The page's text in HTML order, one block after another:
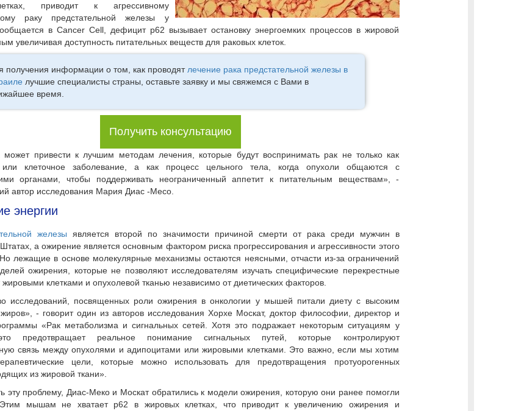
приводит к агрессивному
раку предстательной железы у
в Cancer Cell, дефицит p62 вызывает остановку энергоемких процессов в жировой
увеличивая доступность питательных веществ для раковых клеток.
получения информации о том, как проводятлечение рака предстательной железы в
лучшие специалисты страны, оставьте заявку и мы свяжемся с Вами в
время.
Получить консультацию
может привести к лучшим методам лечения, которые будут воспринимать рак не только как
или клеточное заболевание, а как процесс цельного тела, когда опухоли общаются с
органами, чтобы поддерживать неограниченный аппетит к питательным веществам», -
автор исследования Мария Диас -Meco.
энергии
железы является второй по значимости причиной смерти от рака среди мужчин в
а ожирение является основным фактором риска прогрессирования и агрессивности этого
лежащие в основе молекулярные механизмы остаются неясными, отчасти из-за ограничений
ожирения, которые не позволяют исследователям изучать специфические перекрестные
клетками и опухолевой тканью независимо от диетических факторов.
исследований, посвященных роли ожирения в онкологии у мышей питали диету с высоким
- говорит один из авторов исследования Хорхе Москат, доктор философии, директор и
«Рак метаболизма и сигнальных сетей. Хотя это подражает некоторым ситуациям у
предотвращает реальное понимание сигнальных путей, которые контролируют
связь между опухолями и адипоцитами или жировыми клетками. Это важно, если мы хотим
цели, которые можно использовать для предотвращения протуорогенных
из жировой ткани».
эту проблему, Диас-Меко и Москат обратились к модели ожирения, которую они ранее помогли
Этим мышам не хватает р62 в жировых клетках, что приводит к увеличению ожирения и